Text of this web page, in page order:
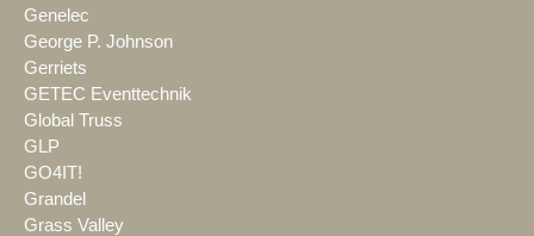
Genelec
George P. Johnson
Gerriets
GETEC Eventtechnik
Global Truss
GLP
GO4IT!
Grandel
Grass Valley